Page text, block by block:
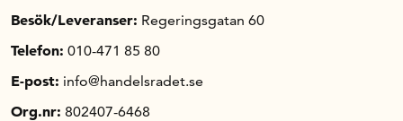
Besök/Leveranser: Regeringsgatan 60
Telefon: 010-471 85 80
E-post: info@handelsradet.se
Org.nr: 802407-6468